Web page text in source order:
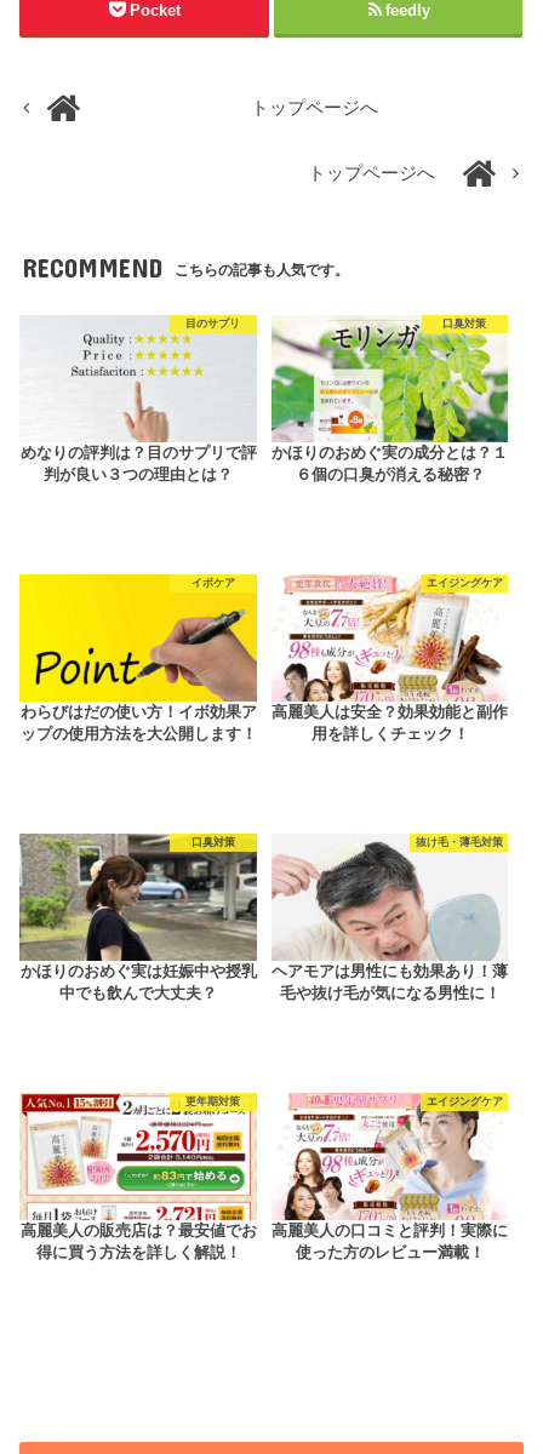
Pocket feedly
トップページへ
トップページへ
RECOMMEND こちらの記事も人気です。
目のサプリ
めなりの評判は？目のサプリで評
判が良い３つの理由とは？
口臭対策
かほりのおめぐ実の成分とは？１
６個の口臭が消える秘密？
イボケア
わらびはだの使い方！イボ効果ア
ップの使用方法を大公開します！
エイジングケア
高麗美人は安全？効果効能と副作
用を詳しくチェック！
口臭対策
かほりのおめぐ実は妊娠中や授乳
中でも飲んで大丈夫？
抜け毛・薄毛対策
ヘアモアは男性にも効果あり！薄
毛や抜け毛が気になる男性に！
更年期対策
高麗美人の販売店は？最安値でお
得に買う方法を詳しく解説！
エイジングケア
高麗美人の口コミと評判！実際に
使った方のレビュー満載！